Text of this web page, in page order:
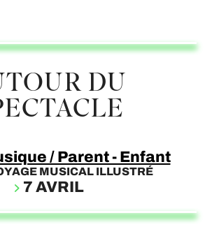
DU
/ Parent - Enfant
MUSICAL ILLUSTRÉ
7 AVRIL